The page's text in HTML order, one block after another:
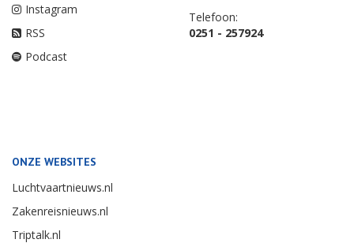
Instagram
RSS
Podcast
Telefoon:
0251 - 257924
ONZE WEBSITES
Luchtvaartnieuws.nl
Zakenreisnieuws.nl
Triptalk.nl